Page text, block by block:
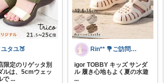
タユ🍑
限定のリゲッタ別
ルは、5cmウェッ
で ...
Rin** 💐ご訪問感謝です💐
igor TOBBY キッズ サンダ
ル 履き心地もよく夏の水遊
...